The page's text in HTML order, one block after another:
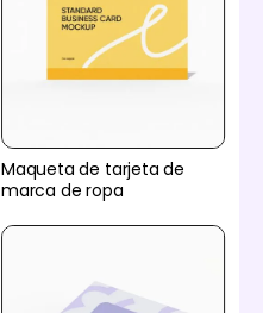
Maqueta de tarjeta de
marca de ropa